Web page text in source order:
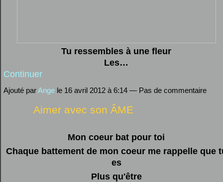
Tu ressembles à une fleur
Les…
Continuer
Ajouté parAnge le 16 avril 2012 à 6:14 — Pas de commentaire
Aimer avec son ÂME
Mon coeur bat pour toi
Chaque battement de mon coeur me rappelle que
es
Plus qu'être